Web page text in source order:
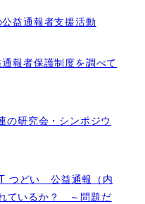
益通報者支援活動
報者保護制度を調べて
の研究会・シンポジウ
つどい 公益通報（内
ているか？ ～問題だ